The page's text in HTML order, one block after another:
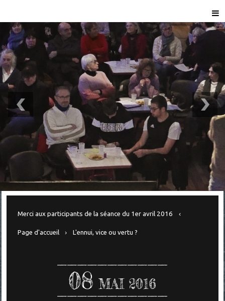
Merci aux participants de la séance du 1er avril 2016
Page d'accueil L'ennui, vice ou vertu ?
08 MAI 2016